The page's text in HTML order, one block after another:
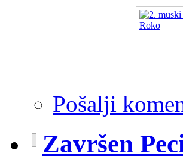
Pošalji
Završen